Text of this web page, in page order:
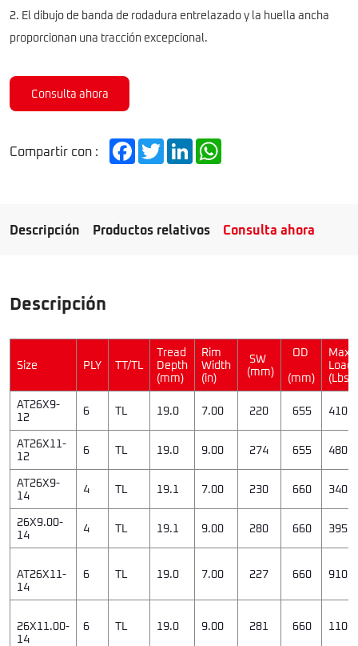
2. El dibujo de banda de rodadura entrelazado y la huella ancha
proporcionan una tracción excepcional.
Consulta ahora
Compartir con : FacebookTwitterLinkedIn
Descripción Productos relativos Consulta ahora
Descripción
Size PLY TT/TL
Tread
Depth
(mm)
Rim
Width
(in)
SW
(mm)
OD
(mm)
Max
Load
(Lbs)
AT26X9-
12
6 TL 19.0 7.00 220 655 410
AT26X11-
12
6 TL 19.0 9.00 274 655 480
AT26X9-
14
4 TL 19.1 7.00 230 660 340
26X9.00-
14
4 TL 19.1 9.00 280 660 395
AT26X11-
14
6 TL 19.0 7.00 227 660 910
26X11.00-
14
6 TL 19.0 9.00 281 660 1100